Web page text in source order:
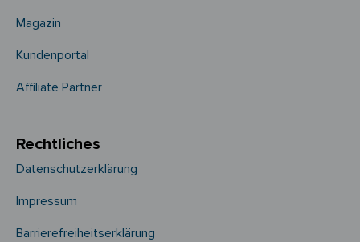
Magazin
Kundenportal
Affiliate Partner
Rechtliches
Datenschutzerklärung
Impressum
Barrierefreiheitserklärung